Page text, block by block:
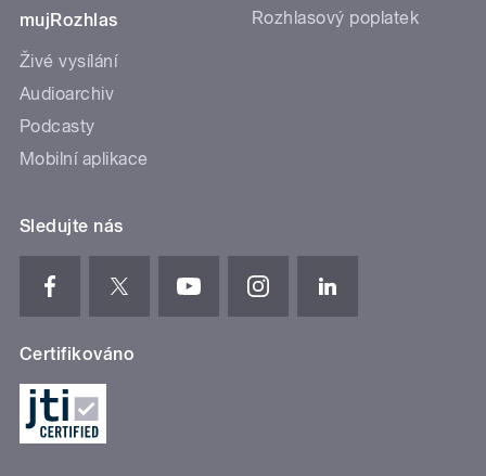
mujRozhlas
Živé vysílání
Audioarchiv
Podcasty
Mobilní aplikace
Rozhlasový poplatek
Sledujte nás
Certifikováno